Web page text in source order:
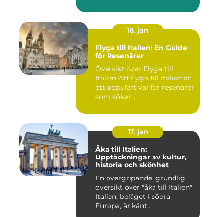
18. jan
Flyga till Italien: En Guide
för Resenärer
Översikt över Flyga till
Italien Att flyga till Italien är
ett populärt val för resenärer
som söker...
17. jan
Åka till Italien:
Upptäckningar av kultur,
historia och skönhet
En övergripande, grundlig
översikt över "åka till Italien"
Italien, beläget i södra
Europa, är känt...